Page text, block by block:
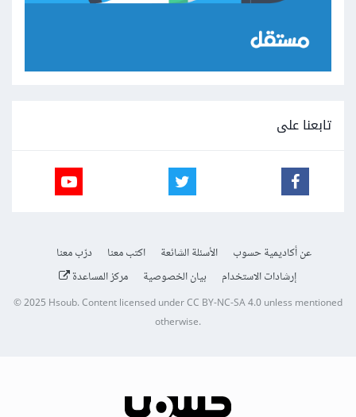
تابعنا على
عن أكاديمية حسوب الأسئلة الشائعة اكتب معنا
درّب معنا
إرشادات الاستخدام
بيان الخصوصية مركز المساعدة
© 2025Hsoub.Content licensed underCC BY-NC-SA 4.0unless mentioned
otherwise.